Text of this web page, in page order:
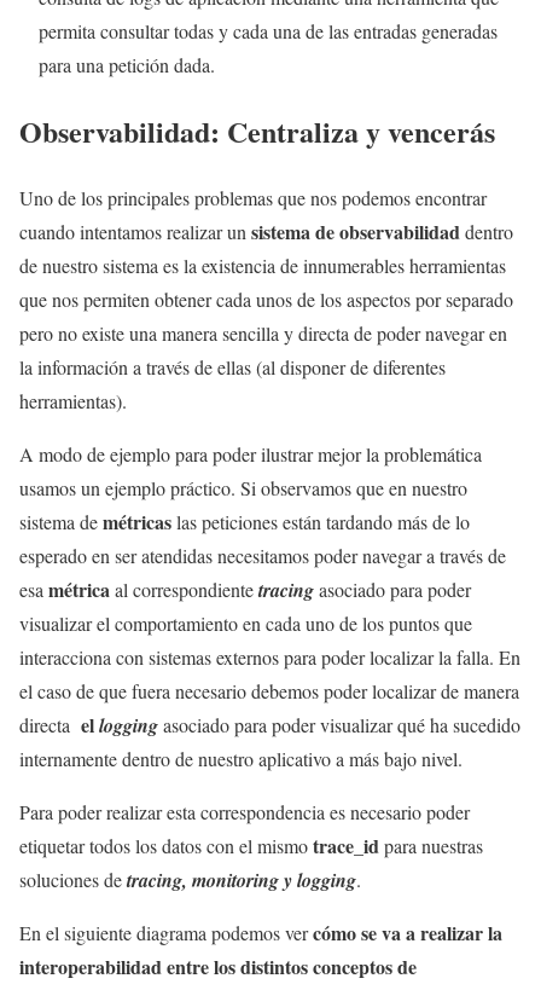
permita consultar todas y cada una de las entradas generadas
para una petición dada.
Observabilidad: Centraliza y vencerás
Uno de los principales problemas que nos podemos encontrar
cuando intentamos realizar un sistema de observabilidaddentro
de nuestro sistema es la existencia de innumerables herramientas
que nos permiten obtener cada unos de los aspectos por separado
pero no existe una manera sencilla y directa de poder navegar en
la información a través de ellas (al disponer de diferentes
herramientas).
A modo de ejemplo para poder ilustrar mejor la problemática
usamos un ejemplo práctico. Si observamos que en nuestro
sistema demétricaslas peticiones están tardando más de lo
esperado en ser atendidas necesitamos poder navegar a través de
esa métricaal correspondientetracingasociado para poder
visualizar el comportamiento en cada uno de los puntos que
interacciona con sistemas externos para poder localizar la falla. En
el caso de que fuera necesario debemos poder localizar de manera
directa elloggingasociado para poder visualizar qué ha sucedido
internamente dentro de nuestro aplicativo a más bajo nivel.
Para poder realizar esta correspondencia es necesario poder
etiquetar todos los datos con el mismotrace_idpara nuestras
soluciones detracing, monitoring y logging.
En el siguiente diagrama podemos vercómo se va a realizar la
interoperabilidad entre los distintos conceptos de